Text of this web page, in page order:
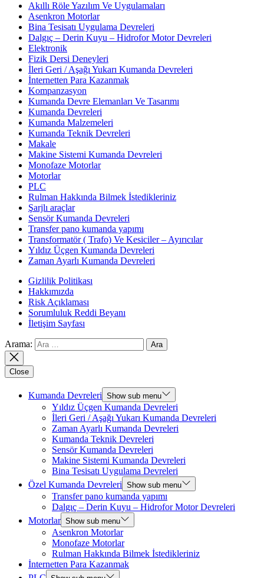
Akıllı Röle Yazılım Ve Uygulamaları
Asenkron Motorlar
Bina Tesisatı Uygulama Devreleri
Dalgıç – Derin Kuyu – Hidrofor Motor Devreleri
Elektronik
Fizik Dersi Deneyleri
İleri Geri / Aşağı Yukarı Kumanda Devreleri
İnternetten Para Kazanmak
Kompanzasyon
Kumanda Devre Elemanları Ve Tasarımı
Kumanda Devreleri
Kumanda Malzemeleri
Kumanda Teknik Devreleri
Makale
Makine Sistemi Kumanda Devreleri
Monofaze Motorlar
Motorlar
PLC
Rulman Hakkında Bilmek İstedikleriniz
Şarjlı araçlar
Sensör Kumanda Devreleri
Transfer pano kumanda yapımı
Transformatör ( Trafo) Ve Kesiciler – Ayırıcılar
Yıldız Üçgen Kumanda Devreleri
Zaman Ayarlı Kumanda Devreleri
Gizlilik Politikası
Hakkımızda
Risk Açıklaması
Sorumluluk Reddi Beyanı
İletişim Sayfası
Arama:
Close
Kumanda Devreleri Show sub menu
Yıldız Üçgen Kumanda Devreleri
İleri Geri / Aşağı Yukarı Kumanda Devreleri
Zaman Ayarlı Kumanda Devreleri
Kumanda Teknik Devreleri
Sensör Kumanda Devreleri
Makine Sistemi Kumanda Devreleri
Bina Tesisatı Uygulama Devreleri
Özel Kumanda Devreleri Show sub menu
Transfer pano kumanda yapımı
Dalgıç – Derin Kuyu – Hidrofor Motor Devreleri
Motorlar Show sub menu
Asenkron Motorlar
Monofaze Motorlar
Rulman Hakkında Bilmek İstedikleriniz
İnternetten Para Kazanmak